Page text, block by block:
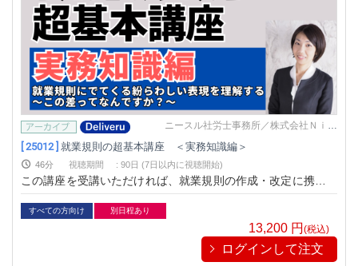
ニースル社労士事務所／株式会社Ｎｉｅ
[ 25012 ] 就業規則の超基本講座 ＜実務知識編＞
46分 視聴期間 : 90日 (7日以内に視聴開始)
この講座を受講いただければ、就業規則の作成・改定に携わる
その「前」に、 知っておきたい「就業規則に出てくる紛らわし
い表現」をマスターすることができます。
すべての方向け 別日程あり
13,200 円(税込)
ログインして注文